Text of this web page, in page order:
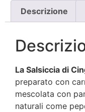
Descrizione
La Salsiccia di
preparato con
mescolata con
naturali come